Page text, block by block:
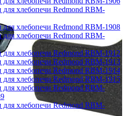
для хлебопечи Redmond RBM-
для хлебопечи Redmond RBM-1908
для хлебопечи Redmond RBM-
для хлебопечи Redmond RBM-1912
для хлебопечи Redmond RBM-1913
для хлебопечи Redmond RBM-1914
для хлебопечи Redmond RBM-1915
для хлебопечи Redmond RBM-
для хлебопечи Redmond RBM-